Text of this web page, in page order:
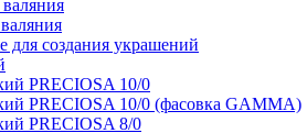
для создания украшений
PRECIOSA 10/0
PRECIOSA 10/0 (фасовка GAMMA)
PRECIOSA 8/0